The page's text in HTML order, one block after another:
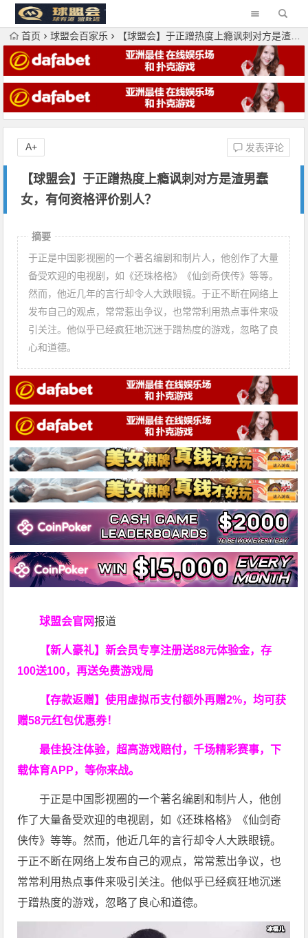
首页 球盟会百家乐 【球盟会】于正蹭热度上瘾讽刺对方是渣男蠢女，有何资格评价别人？
【球盟会】于正蹭热度上瘾讽刺对方是渣男蠢
女，有何资格评价别人？
发表评论
A+
摘要
于正是中国影视圈的一个著名编剧和制片人，他创作了大量
备受欢迎的电视剧，如《还珠格格》《仙剑奇侠传》等等。
然而，他近几年的言行却令人大跌眼镜。于正不断在网络上
发布自己的观点，常常惹出争议，也常常利用热点事件来吸
引关注。他似乎已经疯狂地沉迷于蹭热度的游戏，忽略了良
心和道德。
球盟会官网报道
【新人豪礼】新会员专享注册送88元体验金，存
100送100，再送免费游戏局
【存款返赠】使用虚拟币支付额外再赠2%，均可获
赠58元红包优惠券！
最佳投注体验，超高游戏赔付，千场精彩赛事，下
载体育APP，等你来战。
于正是中国影视圈的一个著名编剧和制片人，他创
作了大量备受欢迎的电视剧，如《还珠格格》《仙剑奇
侠传》等等。然而，他近几年的言行却令人大跌眼镜。
于正不断在网络上发布自己的观点，常常惹出争议，也
常常利用热点事件来吸引关注。他似乎已经疯狂地沉迷
于蹭热度的游戏，忽略了良心和道德。